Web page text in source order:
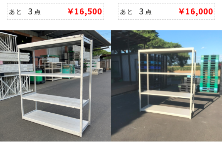
あと3 点 ￥16,500
あと3 点 ￥16,000